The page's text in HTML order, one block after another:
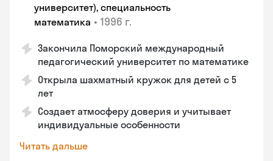
университет), специальность
математика • 1996 г.
Закончила Поморский международный
педагогический университет по математике
Открыла шахматный кружок для детей с 5
лет
Создает атмосферу доверия и учитывает
индивидуальные особенности
Читать дальше